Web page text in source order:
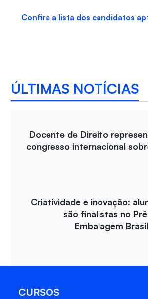
Confira a lista dos candidatos
ÚLTIMAS NOTÍCIAS
Docente de Direito
congresso internacional
Criatividade e inovação:
são finalistas no
Embalagem
CURSOS